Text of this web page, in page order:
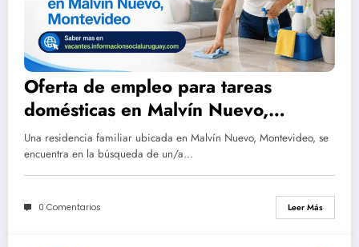
Oferta de empleo para tareas
domésticas en Malvín Nuevo,
Montevideo
Una residencia familiar ubicada en Malvín Nuevo, Montevideo, se
encuentra en la búsqueda de un/a…
0 Comentarios Leer Más